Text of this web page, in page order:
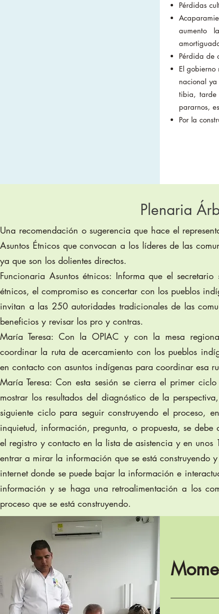
Pérdidas
aumento
Pérdida de
El
nacional
tibia, tarde
pararnos,
Por la
Plenaria
Una recomendación o sugerencia que hace el
Asuntos Étnicos que convocan a los líderes de las
ya que son los dolientes directos.
Funcionaria Asuntos étnicos: Informa que el
étnicos, el compromiso es concertar con los pueblos
invitan a las 250 autoridades tradicionales de las
beneficios y revisar los pro y contras.
María Teresa: Con la OPIAC y con la mesa
coordinar la ruta de acercamiento con los pueblos
en contacto con asuntos indígenas para coordinar esa
María Teresa: Con esta sesión se cierra el primer
mostrar los resultados del diagnóstico de la
siguiente ciclo para seguir construyendo el proceso,
inquietud, información, pregunta, o propuesta, se
el registro y contacto en la lista de asistencia y en
entrar a mirar la información que se está
internet donde se puede bajar la información e
información y se haga una retroalimentación a los
proceso que se está construyendo.